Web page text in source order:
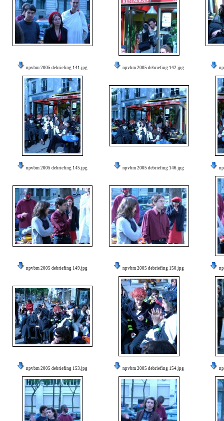
npvbm 2005 debriefing 141.jpg npvbm 2005 debriefing 142.jpg
npvbm 2005 debriefing 145.jpg npvbm 2005 debriefing 146.jpg
npvbm 2005 debriefing 149.jpg npvbm 2005 debriefing 150.jpg
npvbm 2005 debriefing 153.jpg npvbm 2005 debriefing 154.jpg